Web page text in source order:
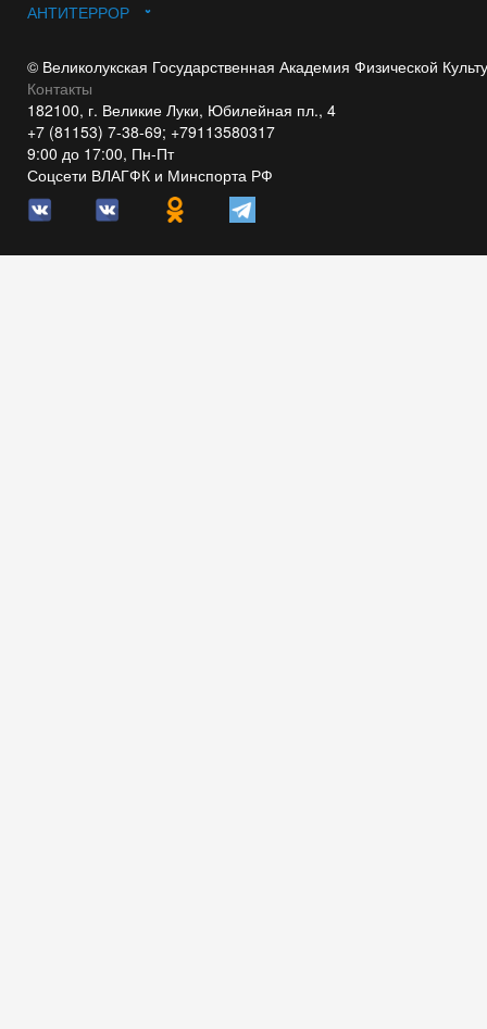
АНТИТЕРРОР
© Великолукская Государственная Академия Физической
Контакты
182100, г. Великие Луки, Юбилейная пл., 4
+7 (81153) 7-38-69; +79113580317
9:00 до 17:00, Пн-Пт
Соцсети ВЛАГФК и Минспорта РФ